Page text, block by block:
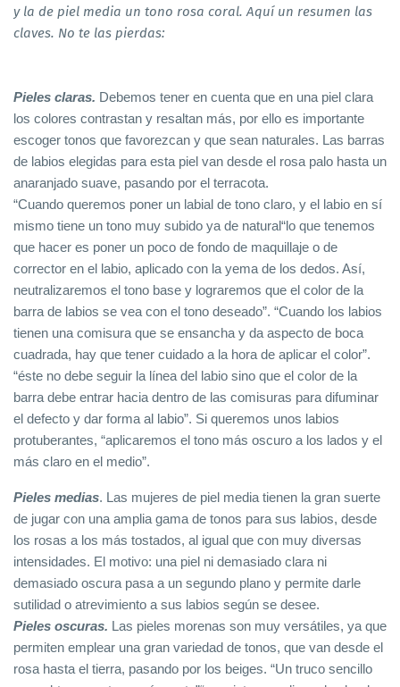
y la de piel media un tono rosa coral. Aquí un resumen las
claves. No te las pierdas:
Pieles claras. Debemos tener en cuenta que en una piel clara
los colores contrastan y resaltan más, por ello es importante
escoger tonos que favorezcan y que sean naturales. Las barras
de labios elegidas para esta piel van desde el rosa palo hasta un
anaranjado suave, pasando por el terracota.
“Cuando queremos poner un labial de tono claro, y el labio en sí
mismo tiene un tono muy subido ya de natural“lo que tenemos
que hacer es poner un poco de fondo de maquillaje o de
corrector en el labio, aplicado con la yema de los dedos. Así,
neutralizaremos el tono base y lograremos que el color de la
barra de labios se vea con el tono deseado”. “Cuando los labios
tienen una comisura que se ensancha y da aspecto de boca
cuadrada, hay que tener cuidado a la hora de aplicar el color”.
“éste no debe seguir la línea del labio sino que el color de la
barra debe entrar hacia dentro de las comisuras para difuminar
el defecto y dar forma al labio”. Si queremos unos labios
protuberantes, “aplicaremos el tono más oscuro a los lados y el
más claro en el medio”.
Pieles medias. Las mujeres de piel media tienen la gran suerte
de jugar con una amplia gama de tonos para sus labios, desde
los rosas a los más tostados, al igual que con muy diversas
intensidades. El motivo: una piel ni demasiado clara ni
demasiado oscura pasa a un segundo plano y permite darle
sutilidad o atrevimiento a sus labios según se desee.
Pieles oscuras. Las pieles morenas son muy versátiles, ya que
permiten emplear una gran variedad de tonos, que van desde el
rosa hasta el tierra, pasando por los beiges. “Un truco sencillo